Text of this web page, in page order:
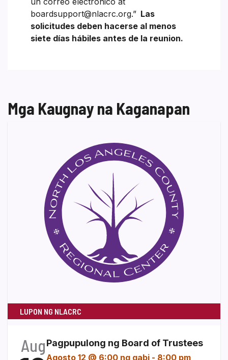
boardsupport@nlacrc.org.” Las
solicitudes deben hacerse al menos
siete días hábiles antes de la reunion.
Mga Kaugnay na Kaganapan
LUPON NG NLACRC
AugPagpupulong ng Board of Trustees
Agosto 12 @ 6:00 ng gabi - 8:00 pm